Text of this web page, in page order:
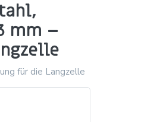
mm –
für die Langzelle